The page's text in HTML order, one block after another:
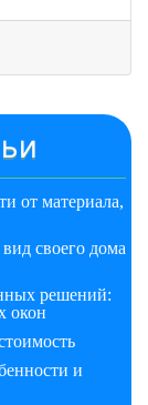
от материала,
своего дома
решений:
окон
и